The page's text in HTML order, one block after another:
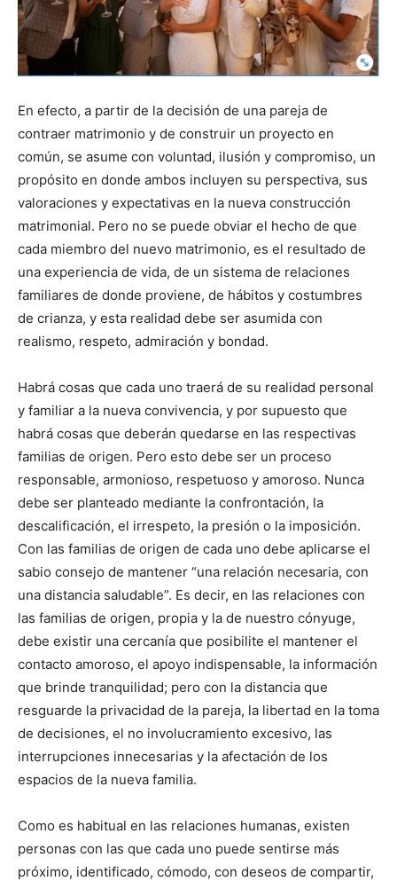
En efecto, a partir de la decisión de una pareja de
contraer matrimonio y de construir un proyecto en
común, se asume con voluntad, ilusión y compromiso, un
propósito en donde ambos incluyen su perspectiva, sus
valoraciones y expectativas en la nueva construcción
matrimonial. Pero no se puede obviar el hecho de que
cada miembro del nuevo matrimonio, es el resultado de
una experiencia de vida, de un sistema de relaciones
familiares de donde proviene, de hábitos y costumbres
de crianza, y esta realidad debe ser asumida con
realismo, respeto, admiración y bondad.
Habrá cosas que cada uno traerá de su realidad personal
y familiar a la nueva convivencia, y por supuesto que
habrá cosas que deberán quedarse en las respectivas
familias de origen. Pero esto debe ser un proceso
responsable, armonioso, respetuoso y amoroso. Nunca
debe ser planteado mediante la confrontación, la
descalificación, el irrespeto, la presión o la imposición.
Con las familias de origen de cada uno debe aplicarse el
sabio consejo de mantener “una relación necesaria, con
una distancia saludable”. Es decir, en las relaciones con
las familias de origen, propia y la de nuestro cónyuge,
debe existir una cercanía que posibilite el mantener el
contacto amoroso, el apoyo indispensable, la información
que brinde tranquilidad; pero con la distancia que
resguarde la privacidad de la pareja, la libertad en la toma
de decisiones, el no involucramiento excesivo, las
interrupciones innecesarias y la afectación de los
espacios de la nueva familia.
Como es habitual en las relaciones humanas, existen
personas con las que cada uno puede sentirse más
próximo, identificado, cómodo, con deseos de compartir,